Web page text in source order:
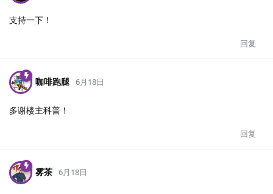
支持一下！
回复
咖啡跑腿 6月18日
多谢楼主科普！
回复
雾茶 6月18日